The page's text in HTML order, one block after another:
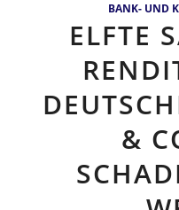
BANK- UND
ELFTE
&